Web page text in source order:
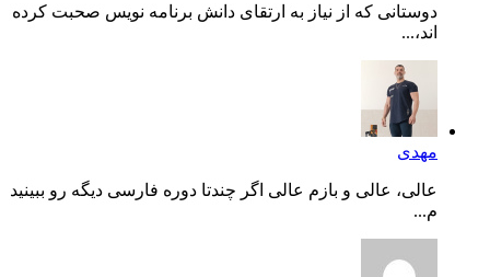
دوستانی که از نیاز به ارتقای دانش برنامه نویس صحبت کرده
اند،...
مهدی
عالی، عالی و بازم عالی اگر چندتا دوره فارسی دیگه رو ببینید
م...